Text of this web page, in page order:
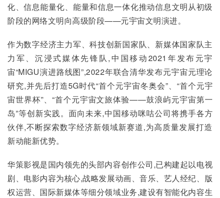
化、信息能量化、能量和信息一体化推动信息文明从初级
阶段的网络文明向高级阶段——元宇宙文明演进。
作为数字经济主力军、科技创新国家队、新媒体国家队主
力军、沉浸式媒体先锋队,中国移动2021年发布元宇
宙“MIGU演进路线图”,2022年联合清华发布元宇宙元理论
研究,并先后打造5G时代“首个元宇宙冬奥会”、“首个元宇
宙世界杯”、“首个元宇宙文旅体验——鼓浪屿元宇宙第一
岛”等创新实践。面向未来,中国移动咪咕公司将携手各方
伙伴,不断探索数字经济新领域新赛道,为高质量发展打造
新动能新优势。
华策影视是国内领先的头部内容创作公司,已构建起以电视
剧、电影内容为核心,战略发展动画、音乐、艺人经纪、版
权运营、国际新媒体等细分领域业务,建设有智能化内容生